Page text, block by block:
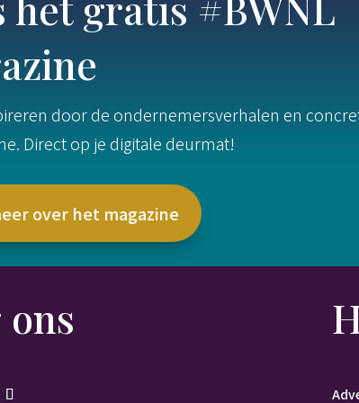
door de ondernemersverhalen en
Direct op je digitale deurmat!
over het magazine